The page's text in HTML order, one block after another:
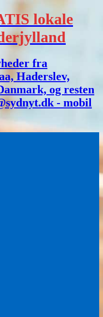
lokale
fra
Haderslev,
og resten
- mobil